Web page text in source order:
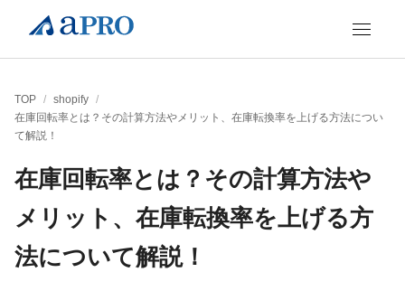
TOP / shopify /
在庫回転率とは？その計算方法やメリット、在庫転換率を上げる方法につい
て解説！
在庫回転率とは？その計算方法や
メリット、在庫転換率を上げる方
法について解説！